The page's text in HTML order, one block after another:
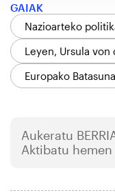
GAIAK
Nazioarteko
Leyen, Ursula von
Europako Batasuna
Aukeratu
Aktibatu hemen